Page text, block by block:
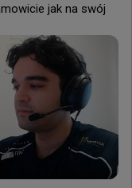
jak na swój